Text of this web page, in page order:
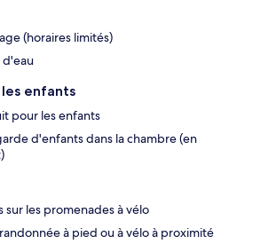
(horaires limités)
enfants
pour les enfants
d'enfants dans la chambre (en
sur les promenades à vélo
à pied ou à vélo à proximité